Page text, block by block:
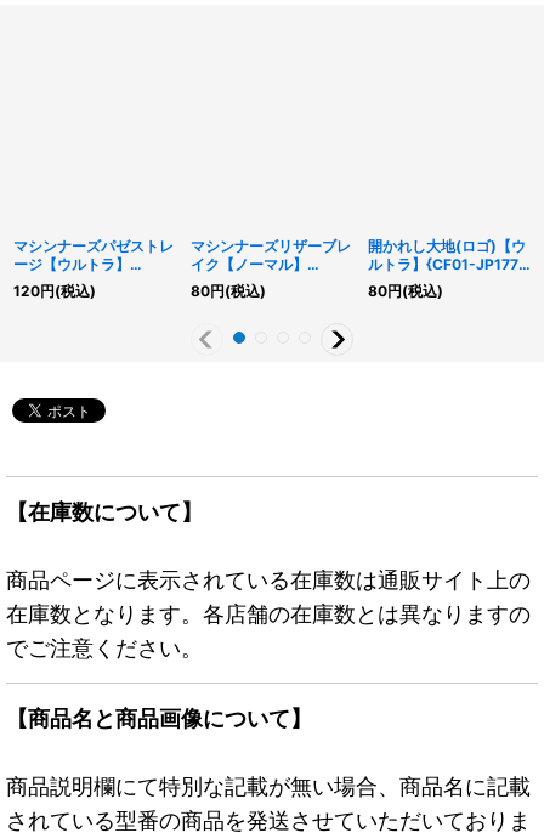
マシンナーズパゼストレ
ージ【ウルトラ】
{SR10-JP040}《モンス
ター》
120円(税込)
マシンナーズリザーブレ
イク【ノーマル】
{ROTD-JP026}《モン
スター》
80円(税込)
開かれし大地(ロゴ)【ウ
ルトラ】{CF01-JP177}
《魔法》
80円(税込)
【在庫数について】
商品ページに表示されている在庫数は通販サイト上の
在庫数となります。各店舗の在庫数とは異なりますの
でご注意ください。
【商品名と商品画像について】
商品説明欄にて特別な記載が無い場合、商品名に記載
されている型番の商品を発送させていただいておりま